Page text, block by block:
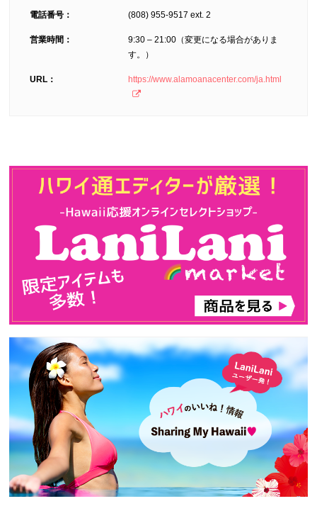
電話番号： (808) 955-9517 ext. 2
営業時間：
9:30 – 21:00（変更になる場合がありま
す。）
URL： https://www.alamoanacenter.com/ja.html